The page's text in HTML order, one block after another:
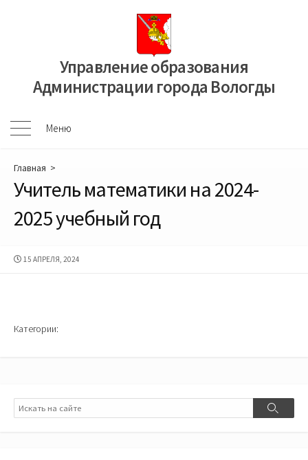
Управление образования
Администрации города Вологды
Меню
Меню
Главная >
Учитель математики на 2024-
2025 учебный год
ДАТА
15 АПРЕЛЯ, 2024
Категории:
Поиск
Поиск